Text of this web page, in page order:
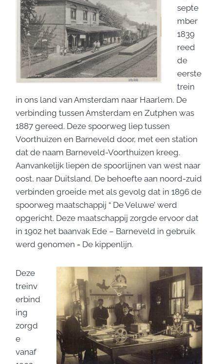
septe
mber
1839
reed
de
eerste
trein
in ons land van Amsterdam naar Haarlem. De
verbinding tussen Amsterdam en Zutphen was
1887 gereed. Deze spoorweg liep tussen
Voorthuizen en Barneveld door, met een station
dat de naam Barneveld-Voorthuizen kreeg.
Aanvankelijk liepen de spoorlijnen van west naar
oost, naar Duitsland. De behoefte aan noord-zuid
verbinden groeide met als gevolg dat in 1896 de
spoorweg maatschappij “ De Veluwe’ werd
opgericht. Deze maatschappij zorgde ervoor dat
in 1902 het baanvak Ede – Barneveld in gebruik
werd genomen = De kippenlijn.
Deze
treinv
erbind
ing
zorgd
e
vanaf